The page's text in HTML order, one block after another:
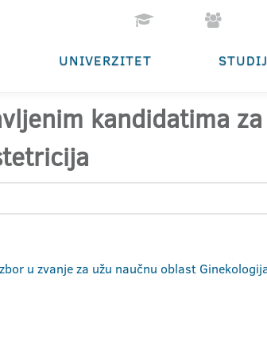
UNIVERZITET
kandidatima
u zvanje za užu naučnu oblast